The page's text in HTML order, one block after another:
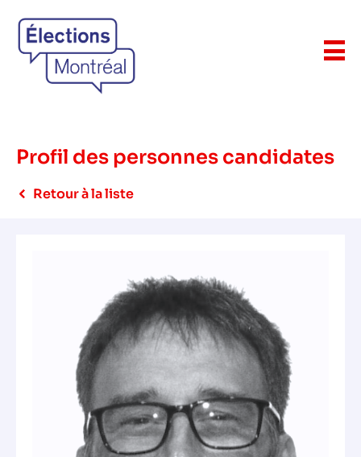
Profil des personnes candidates
Retour à la liste